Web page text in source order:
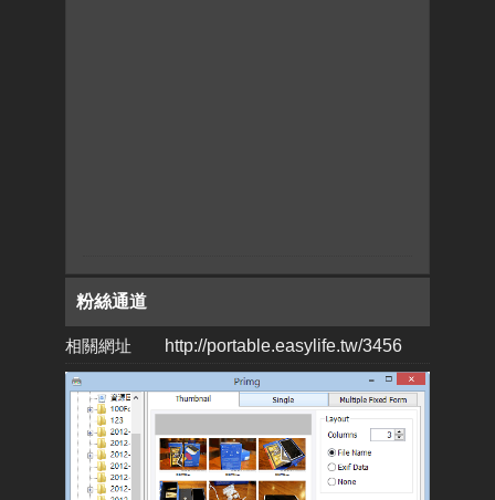
粉絲通道
相關網址 http://portable.easylife.tw/3456